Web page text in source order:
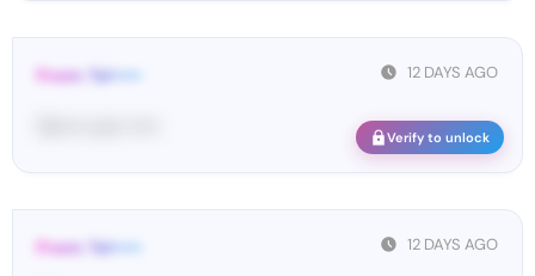
12 DAYS AGO
From: Tel•••••
Verify to unlock
12 DAYS AGO
From: Tel•••••